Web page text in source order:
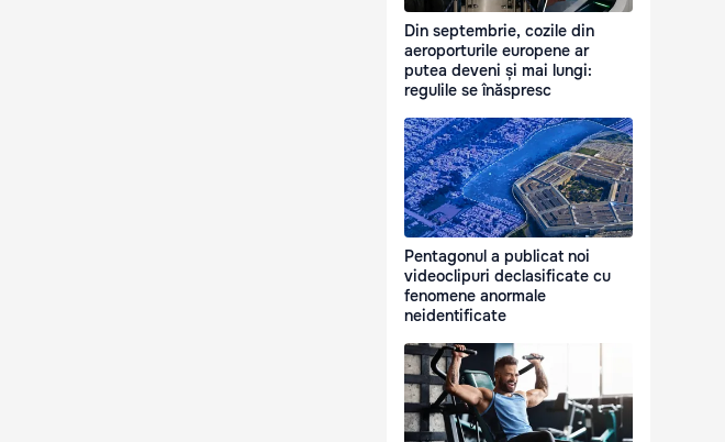
Din septembrie, cozile din
aeroporturile europene ar
putea deveni și mai lungi:
regulile se înăspresc
Pentagonul a publicat noi
videoclipuri declasificate cu
fenomene anormale
neidentificate